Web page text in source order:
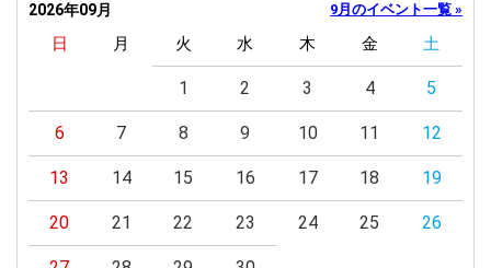
2026年09月 9月のイベント一覧 »
日 月 火 水 木 金 土
1 2 3 4 5
6 7 8 9 10 11 12
13 14 15 16 17 18 19
20 21 22 23 24 25 26